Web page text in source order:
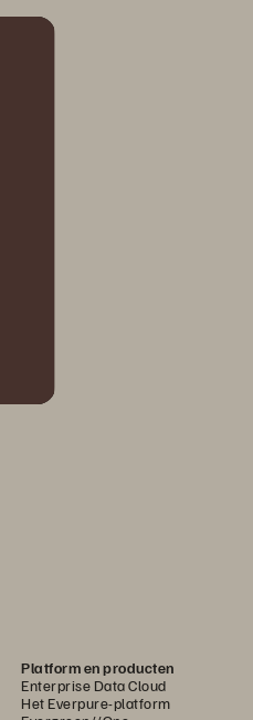
Platform en producten
Enterprise Data Cloud
Het Everpure-platform